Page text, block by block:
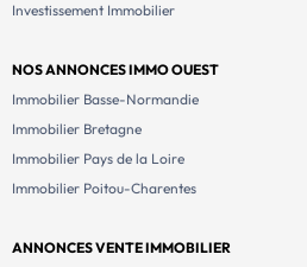
Investissement Immobilier
NOS ANNONCES IMMO OUEST
Immobilier Basse-Normandie
Immobilier Bretagne
Immobilier Pays de la Loire
Immobilier Poitou-Charentes
ANNONCES VENTE IMMOBILIER